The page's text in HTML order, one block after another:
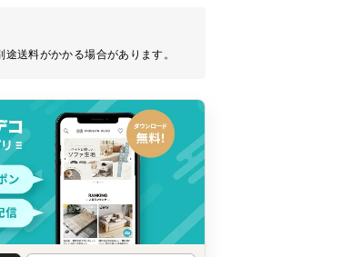
送料がかかる場合があります。